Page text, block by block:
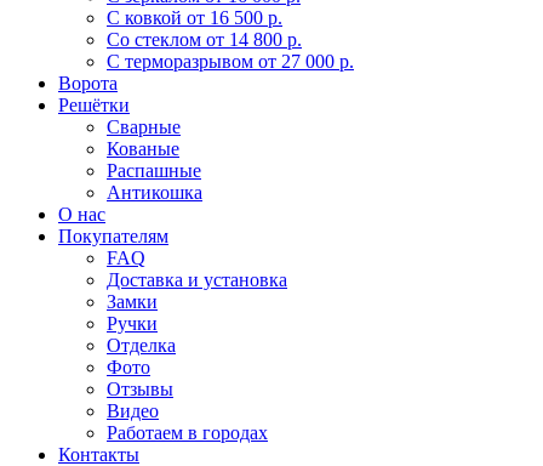
С ковкой от 16 500 р.
Со стеклом от 14 800 р.
С терморазрывом от 27 000 р.
Ворота
Решётки
Сварные
Кованые
Распашные
Антикошка
О нас
Покупателям
FAQ
Доставка и установка
Замки
Ручки
Отделка
Фото
Отзывы
Видео
Работаем в городах
Контакты